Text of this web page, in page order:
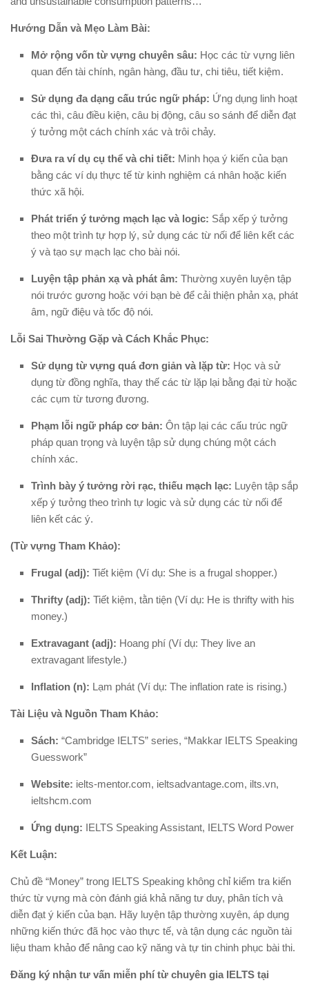
Hướng Dẫn và Mẹo Làm Bài:
Mở rộng vốn từ vựng chuyên sâu: Học các từ vựng liên
quan đến tài chính, ngân hàng, đầu tư, chi tiêu, tiết kiệm.
Sử dụng đa dạng cấu trúc ngữ pháp: Ứng dụng linh hoạt
các thì, câu điều kiện, câu bị động, câu so sánh để diễn đạt
ý tưởng một cách chính xác và trôi chảy.
Đưa ra ví dụ cụ thể và chi tiết: Minh họa ý kiến của bạn
bằng các ví dụ thực tế từ kinh nghiệm cá nhân hoặc kiến
thức xã hội.
Phát triển ý tưởng mạch lạc và logic: Sắp xếp ý tưởng
theo một trình tự hợp lý, sử dụng các từ nối để liên kết các
ý và tạo sự mạch lạc cho bài nói.
Luyện tập phản xạ và phát âm: Thường xuyên luyện tập
nói trước gương hoặc với bạn bè để cải thiện phản xạ, phát
âm, ngữ điệu và tốc độ nói.
Lỗi Sai Thường Gặp và Cách Khắc Phục:
Sử dụng từ vựng quá đơn giản và lặp từ: Học và sử
dụng từ đồng nghĩa, thay thế các từ lặp lại bằng đại từ hoặc
các cụm từ tương đương.
Phạm lỗi ngữ pháp cơ bản: Ôn tập lại các cấu trúc ngữ
pháp quan trọng và luyện tập sử dụng chúng một cách
chính xác.
Trình bày ý tưởng rời rạc, thiếu mạch lạc: Luyện tập sắp
xếp ý tưởng theo trình tự logic và sử dụng các từ nối để
liên kết các ý.
(Từ vựng Tham Khảo):
Frugal (adj): Tiết kiệm (Ví dụ: She is a frugal shopper.)
Thrifty (adj): Tiết kiệm, tằn tiện (Ví dụ: He is thrifty with his
money.)
Extravagant (adj): Hoang phí (Ví dụ: They live an
extravagant lifestyle.)
Inflation (n): Lạm phát (Ví dụ: The inflation rate is rising.)
Tài Liệu và Nguồn Tham Khảo:
Sách: “Cambridge IELTS” series, “Makkar IELTS Speaking
Guesswork”
Website: ielts-mentor.com, ieltsadvantage.com, ilts.vn,
ieltshcm.com
Ứng dụng: IELTS Speaking Assistant, IELTS Word Power
Kết Luận:
Chủ đề “Money” trong IELTS Speaking không chỉ kiểm tra kiến
thức từ vựng mà còn đánh giá khả năng tư duy, phân tích và
diễn đạt ý kiến của bạn. Hãy luyện tập thường xuyên, áp dụng
những kiến thức đã học vào thực tế, và tận dụng các nguồn tài
liệu tham khảo để nâng cao kỹ năng và tự tin chinh phục bài thi.
Đăng ký nhận tư vấn miễn phí từ chuyên gia IELTS tại